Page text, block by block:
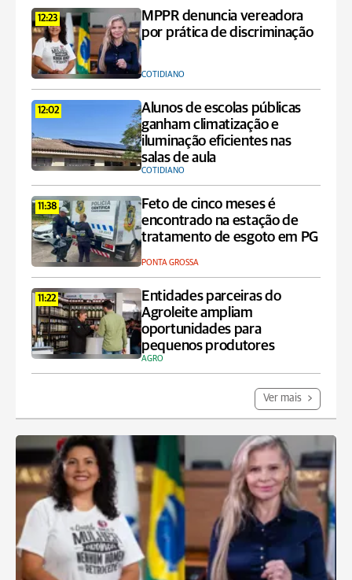
12:23
MPPR denuncia vereadora
por prática de discriminação
COTIDIANO
12:02
Alunos de escolas públicas
ganham climatização e
iluminação eficientes nas
salas de aula
COTIDIANO
11:38
Feto de cinco meses é
encontrado na estação de
tratamento de esgoto em PG
PONTA GROSSA
11:22
Entidades parceiras do
Agroleite ampliam
oportunidades para
pequenos produtores
AGRO
Ver mais